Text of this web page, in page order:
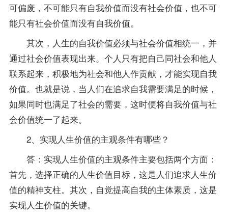
可偏废，不可能只有自我价值而没有社会价值，也不可
能只有社会价值而没有自我价值。
其次，人生的自我价值必须与社会价值相统一，并
通过社会价值表现出来。个人只有把自己同社会和他人
联系起来，积极地为社会和他人作贡献，才能实现自我
价值。也就是说，当人们在追求自我需要满足的时候，
如果同时也满足了社会的需要，这时便将自我价值与社
会价值统一了起来。
2、实现人生价值的主观条件有哪些？
答：实现人生价值的主观条件主要包括两个方面：
首先，选择正确的人生价值目标，这是人们追求人生价
值的精神支柱。其次，自觉提高自我的主体素质，这是
实现人生价值的关键。